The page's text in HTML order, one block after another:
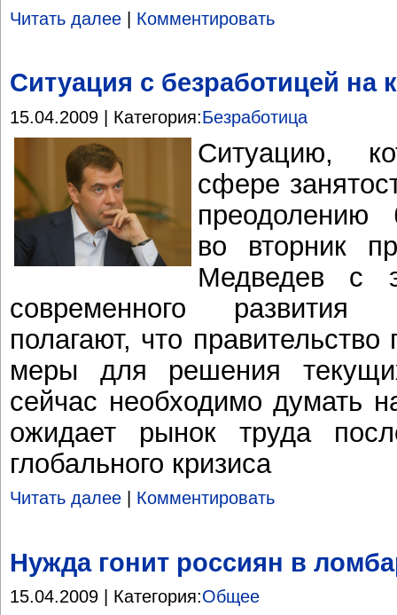
Читать далее Комментировать
Ситуация с безработицей на
15.04.2009 | Категория:Безработица
Ситуацию,
сфере
преодолению
во вторник
Медведев с
современного
полагают, что
меры для решения
сейчас необходимо думать
ожидает рынок труда
глобального кризиса
Читать далее Комментировать
Нужда гонит россиян в
15.04.2009 | Категория:Общее